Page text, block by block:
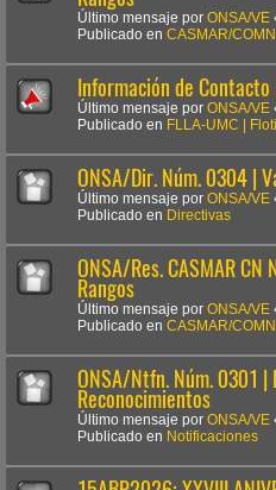
Último mensaje por ONSA/VE
Publicado en CASMAR/
Información de Contacto
Último mensaje por ONSA/VE
Publicado en FLLA-UMC |
ONSA/Dir. Núm. 0304 |
Último mensaje por ONSA/VE
Publicado en Directivas
ONSA/Res. CASMAR
Rangos
Último mensaje por ONSA/VE
Publicado en CASMAR/
ONSA/Ntfn. Núm. 0301 |
Reconocimientos
Último mensaje por ONSA/VE
Publicado en Notificaciones